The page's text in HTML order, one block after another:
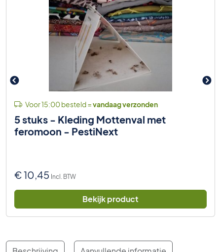
Voor 15:00 besteld =vandaag verzonden
5 stuks - Kleding Mottenval met
feromoon - PestiNext
€10,45 Incl. BTW
Bekijk product